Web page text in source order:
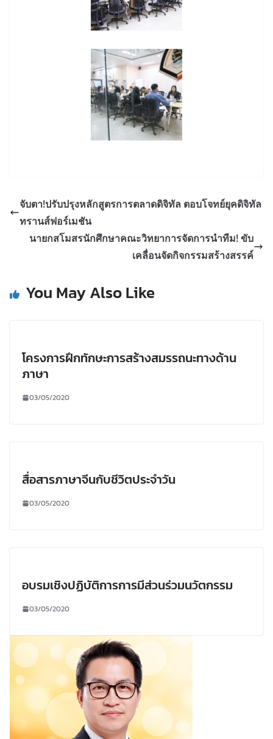
จับตา!ปรับปรุงหลักสูตรการตลาดดิจิทัล ตอบโจทย์ยุคดิจิทัล
ทรานส์ฟอร์เมชัน
นายกสโมสรนักศึกษาคณะวิทยาการจัดการนำทีม! ขับ
เคลื่อนจัดกิจกรรมสร้างสรรค์
You May Also Like
โครงการฝึกทักษะการสร้างสมรรถนะทางด้าน
ภาษา
03/05/2020
สื่อสารภาษาจีนกับชีวิตประจำวัน
03/05/2020
อบรมเชิงปฏิบัติการการมีส่วนร่วมนวัตกรรม
03/05/2020